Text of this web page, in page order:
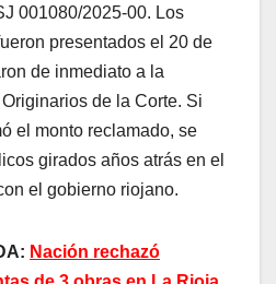
001080/2025-00. Los
presentados el 20 de
de inmediato a la
de la Corte. Si
el monto reclamado, se
girados años atrás en el
el gobierno riojano.
Nación rechazó